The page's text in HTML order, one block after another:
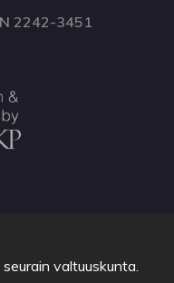
2242-3451
valtuuskunta.